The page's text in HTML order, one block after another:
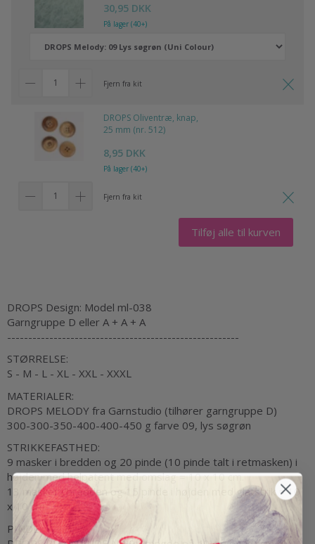
30,95 DKK
På lager (40+)
Fjern fra kit
DROPS Oliventræ, knap,
25 mm (nr. 512)
8,95 DKK
På lager (40+)
Fjern fra kit
Tilføj alle til kurven
DROPS Design: Model ml-038
Garngruppe D eller A + A + A
-------------------------------------------------------
STØRRELSE:
S - M - L - XL - XXL - XXXL
MATERIALER:
DROPS MELODY fra Garnstudio (tilhører garngruppe D)
300-300-350-400-400-450 g farve 09, lys søgrøn
STRIKKEFASTHED:
9 masker i bredden og 20 pinde (10 pinde talt i retmasken) i
højden med helpatent med omslag = 10 x 10 cm.
13 masker i bredden og 15 pinde i højden med glatstrik = 10
x 10 cm.
PINDE: